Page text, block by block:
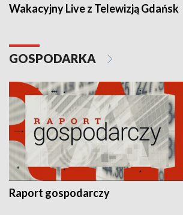
Wakacyjny Live z Telewizją Gdańsk
GOSPODARKA
Raport gospodarczy